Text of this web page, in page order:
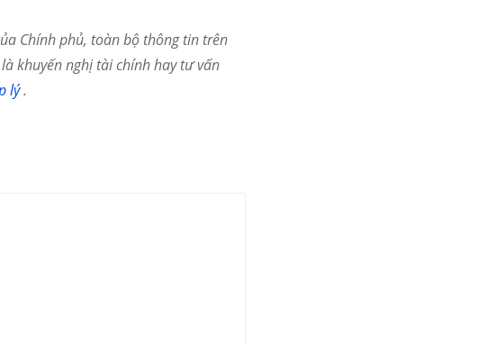
Chính phủ, toàn bộ thông tin trên
khuyến nghị tài chính hay tư vấn
lý.